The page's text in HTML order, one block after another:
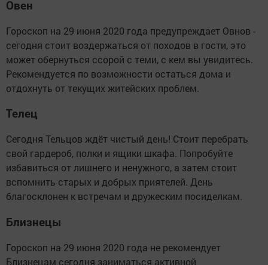
Овен
Гороскоп на 29 июня 2020 года предупреждает Овнов -
сегодня стоит воздержаться от походов в гости, это
может обернуться ссорой с теми, с кем вы увидитесь.
Рекомендуется по возможности остаться дома и
отдохнуть от текущих житейских проблем.
Телец
Сегодня Тельцов ждёт чистый день! Стоит перебрать
свой гардероб, полки и ящики шкафа. Попробуйте
избавиться от лишнего и ненужного, а затем стоит
вспомнить старых и добрых приятелей. День
благосклонен к встречам и дружеским посиделкам.
Близнецы
Гороскоп на 29 июня 2020 года не рекомендует
Близнецам сегодня заниматься активной